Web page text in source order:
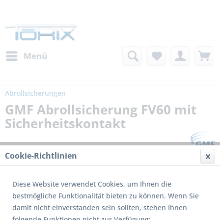
Menü
Abrollsicherungen
GMF Abrollsicherung FV60 mit
Sicherheitskontakt
Cookie-Richtlinien
Diese Website verwendet Cookies, um Ihnen die
bestmögliche Funktionalität bieten zu können. Wenn Sie
damit nicht einverstanden sein sollten, stehen Ihnen